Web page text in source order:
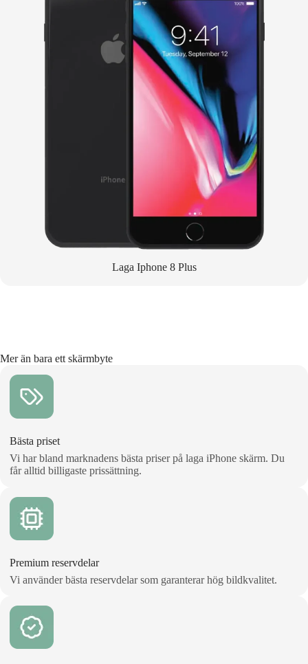
Laga Iphone 8 Plus
Mer än bara ett skärmbyte
Bästa priset
Vi har bland marknadens bästa priser på laga iPhone skärm. Du
får alltid billigaste prissättning.
Premium reservdelar
Vi använder bästa reservdelar som garanterar hög bildkvalitet.